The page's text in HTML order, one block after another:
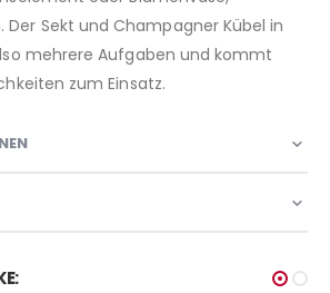
Sekt und Champagner Kübel in
mehrere Aufgaben und kommt
zum Einsatz.